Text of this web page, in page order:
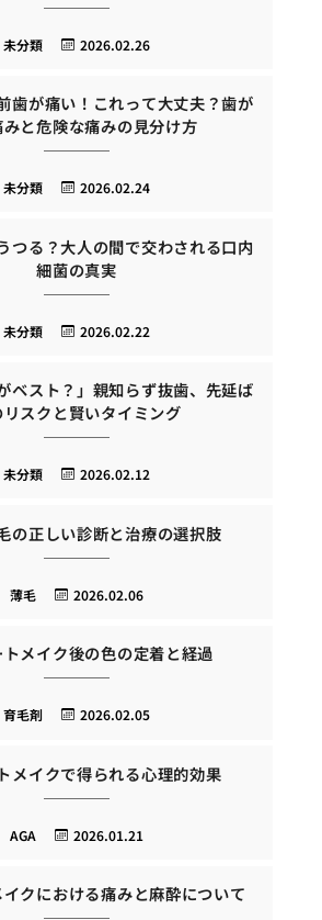
2026.02.26
未分類
歯が痛い！これって大丈夫？歯が
と危険な痛みの見分け方
2026.02.24
未分類
つる？大人の間で交わされる口内
細菌の真実
2026.02.22
未分類
ベスト？」親知らず抜歯、先延ば
リスクと賢いタイミング
2026.02.12
未分類
の正しい診断と治療の選択肢
2026.02.06
薄毛
メイク後の色の定着と経過
2026.02.05
育毛剤
メイクで得られる心理的効果
2026.01.21
AGA
クにおける痛みと麻酔について